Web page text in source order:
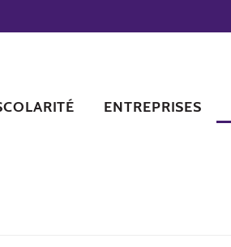
ENTREPRISES